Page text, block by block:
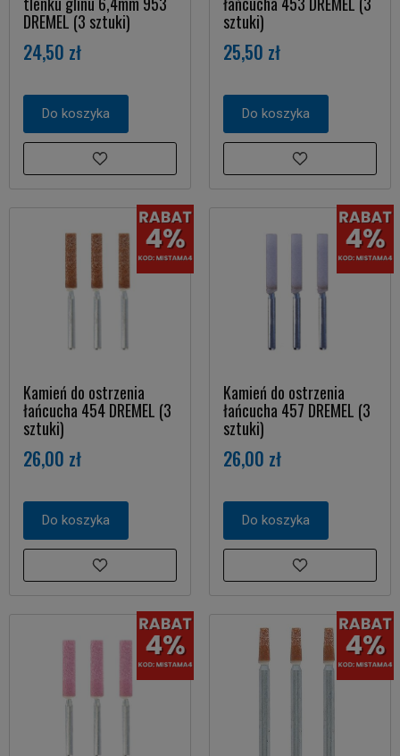
DREMEL (3 sztuki)
24,50 zł
Do koszyka
sztuki)
25,50 zł
Do koszyka
Kamień do ostrzenia
łańcucha 454 DREMEL (3
sztuki)
26,00 zł
Do koszyka
Kamień do ostrzenia
łańcucha 457 DREMEL (3
sztuki)
26,00 zł
Do koszyka